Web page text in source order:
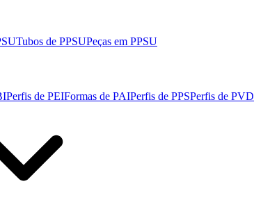
Tubos de PPSUPeças em PPSU
Perfis de PEIFormas de PAIPerfis de PPSPerfis de